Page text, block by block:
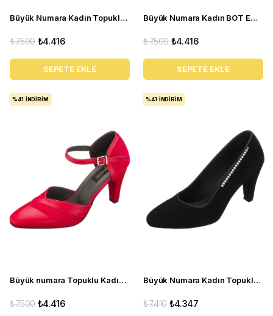
Büyük Numara Kadın Topuklu Ayakkabı ECE77 Siyah
₺4.416
₺7.500
SEPETE EKLE
Büyük Numara Kadın BOT ECE77 Siyah Rugan
₺4.416
₺7.500
SEPETE EKLE
Büyük numara Topuklu Kadın Ayakkabı ECE77 Kirmizi
₺4.416
₺7.500
%41 İNDIRIM
Büyük Numara Kadın Topuklu Ayakkabı AYS7986 siyah
₺4.347
₺7.410
%41 İNDIRIM